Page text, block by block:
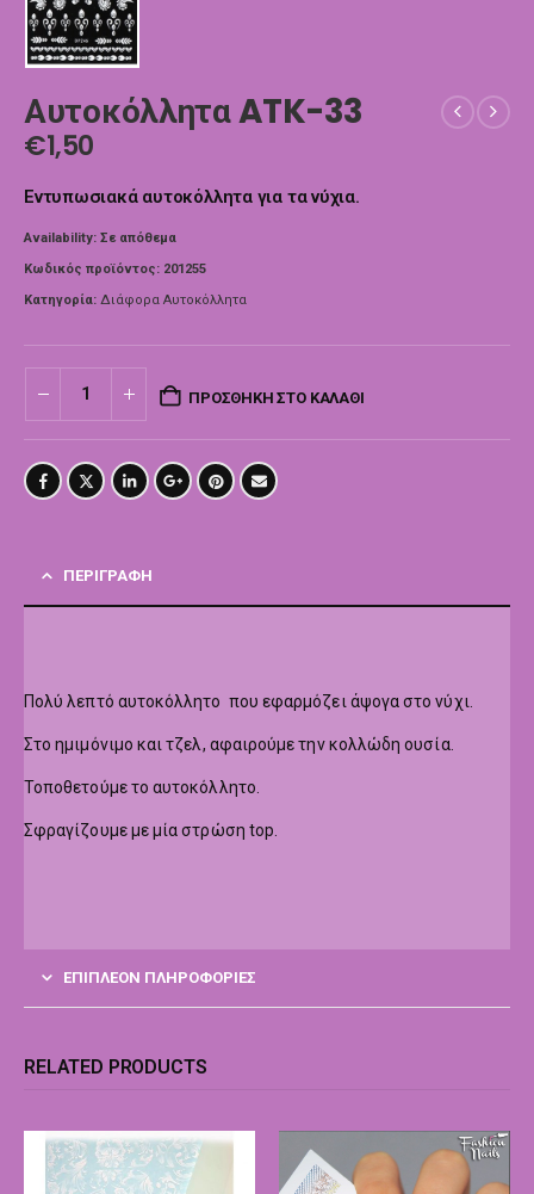
Αυτοκόλλητα ATK-33
€1,50
Εντυπωσιακά αυτοκόλλητα για τα νύχια.
Availability: Σε απόθεμα
Κωδικός προϊόντος: 201255
Κατηγορία: Διάφορα Αυτοκόλλητα
ΠΡΟΣΘΉΚΗ ΣΤΟ ΚΑΛΆΘΙ
ΠΕΡΙΓΡΑΦΉ
Πολύ λεπτό αυτοκόλλητο που εφαρμόζει άψογα στο νύχι.
Στο ημιμόνιμο και τζελ, αφαιρούμε την κολλώδη ουσία.
Τοποθετούμε το αυτοκόλλητο.
Σφραγίζουμε με μία στρώση top.
ΕΠΙΠΛΈΟΝ ΠΛΗΡΟΦΟΡΊΕΣ
RELATED PRODUCTS